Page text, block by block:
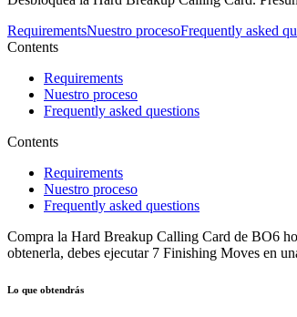
RequirementsNuestro procesoFrequently asked
Contents
Requirements
Nuestro proceso
Frequently asked questions
Contents
Requirements
Nuestro proceso
Frequently asked questions
Compra la Hard Breakup Calling Card de BO6
obtenerla, debes ejecutar 7 Finishing Moves en
Lo que obtendrás